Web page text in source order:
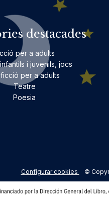
destacades
per a adults
i juvenils, jocs
per a adults
Teatre
Poesia
Configurar cookies ©